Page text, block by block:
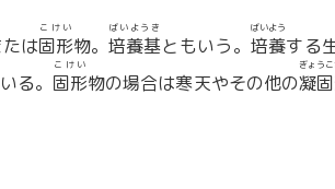
たは固形
こけい
物。 培養基
ばいようき
ともいう。 培養
ばいよう
する
る。 固形
こけい
物の場合は寒天やその他の凝
ぎょう